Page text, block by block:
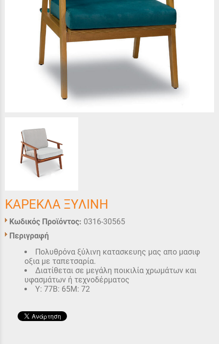
ΚΑΡΕΚΛΑ ΞΥΛΙΝΗ
Κωδικός Προϊόντος: 0316-30565
Περιγραφή
Πολυθρόνα ξύλινη κατασκευης μας απο μασιφ
οξια με ταπετσαρία.
Διατίθεται σε μεγάλη ποικιλία χρωμάτων και
υφασμάτων ή τεχνοδέρματος
Υ: 77Β: 65Μ: 72